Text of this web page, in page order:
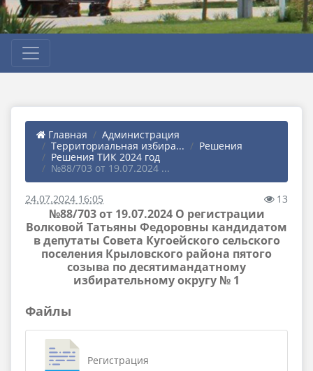
Главная
Администрация
Территориальная избира...
Решения
Решения ТИК 2024 год
№88/703 от 19.07.2024 ...
24.07.2024 16:05 13
№88/703 от 19.07.2024 О регистрации
Волковой Татьяны Федоровны кандидатом
в депутаты Совета Кугоейского сельского
поселения Крыловского района пятого
созыва по десятимандатному
избирательному округу № 1
Файлы
Регистрация